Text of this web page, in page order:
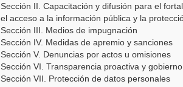
Sección II. Capacitación y difusión para el
el acceso a la información pública y la
Sección III. Medios de impugnación
Sección IV. Medidas de apremio y sanciones
Sección V. Denuncias por actos u omisiones
Sección VI. Transparencia proactiva y
Sección VII. Protección de datos personales